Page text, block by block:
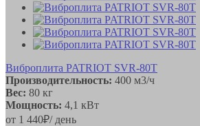
Виброплита PATRIOT SVR-80T
Производительность: 400 м3/ч
Вес: 80 кг
Мощность: 4,1 кВт
от 1 440₽/ день